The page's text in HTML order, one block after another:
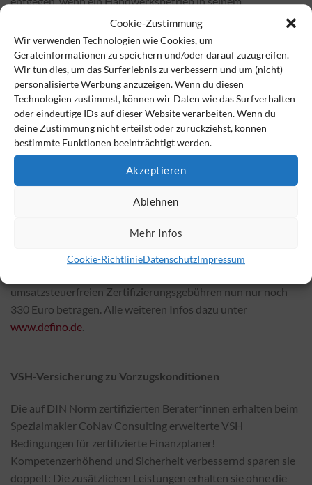
Cookie-Zustimmung
Wir verwenden Technologien wie Cookies, um
Geräteinformationen zu speichern und/oder darauf zuzugreifen.
Wir tun dies, um das Surferlebnis zu verbessern und um (nicht)
personalisierte Werbung anzuzeigen. Wenn du diesen
Technologien zustimmst, können wir Daten wie das Surfverhalten
oder eindeutige IDs auf dieser Website verarbeiten. Wenn du
deine Zustimmung nicht erteilst oder zurückziehst, können
bestimmte Funktionen beeinträchtigt werden.
Akzeptieren
Ablehnen
Mehr Infos
Cookie-RichtlinieDatenschutzImpressum
Preisangebot mit der für ihn zuständigen Norm wirbt, ein
Unternehmen seinem Produkt ein oder sogar mehrere
Normsiegel aufklebt und wir erwarten regelrecht, das
sicherheitsrelevante Prozesse, Maschinen oder Bauten einer
oder mehrerer Normen folgen.
Der Zertifizierer auf die korrekte Anwendung der DIN-Norm
77230, das DEFINO-Institut, führt online die
Zertifizierungsprüfung durch und stattet die Berater*innen
mit Zertifikaten, Siegeln u.v.m. aus, damit Sie Ihren neuen
Anspruch an Qualität und Neutralität auch glaubwürdig und
kraftvoll gegenüber Ihren Kunden und Noch-nicht-Kunden
Im Rahmen dieser Sonderpreisaktion gewährt DEFINO einen
umsatzsteuerfreien Zertifizierungsgebühren nun nur noch
330 Euro betragen. Alle weiteren Infos dazu unter
www.defino.de.
VSH-Versicherung zu Vorzugskonditionen
Die auf DIN Norm zertifizierten Berater*innen erhalten beim
Spezialmakler CoNav Consulting erweiterte VSH
Bedingungen für zertifizierte Finanzplaner!
Kompetenzerhöhend und Sicherheit verbessernd sparen sie
doppelt: Die zusätzlichen Leistungen erhalten sie ohne die